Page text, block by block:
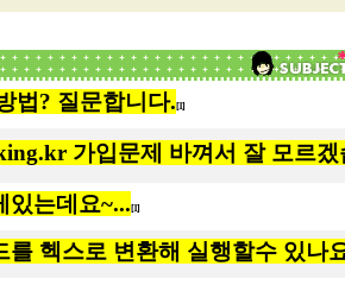
법? 질문합니다. [1]
가입문제 바껴서 잘 모르겠
있는데요~... [1]
를 헥스로 변환해 실행할수 있나